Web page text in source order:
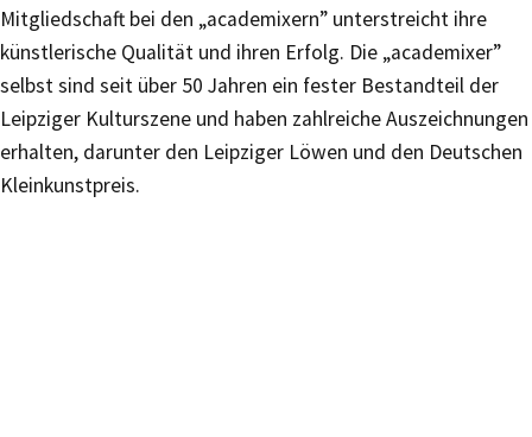
Mitgliedschaft bei den „academixern” unterstreicht ihre
künstlerische Qualität und ihren Erfolg. Die „academixer”
selbst sind seit über 50 Jahren ein fester Bestandteil der
Leipziger Kulturszene und haben zahlreiche Auszeichnungen
erhalten, darunter den Leipziger Löwen und den Deutschen
Kleinkunstpreis.